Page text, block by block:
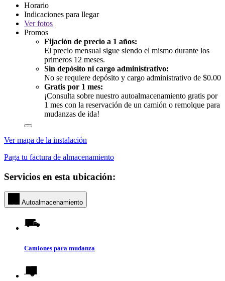
Horario
Indicaciones para llegar
Verfotos
Promos
Fijación de precio a 1 años:
El precio mensual sigue siendo el mismo durante los
primeros 12 meses.
Sin depósito ni cargo administrativo:
No se requiere depósito y cargo administrativo de $0.00
Gratis por 1 mes:
¡Consulta sobre nuestro autoalmacenamiento gratis por
1 mes con la reservación de un camión o remolque para
mudanzas de ida!
Ver mapa de la instalación
Paga tu factura de almacenamiento
Servicios en esta ubicación:
Autoalmacenamiento
Camiones para mudanza